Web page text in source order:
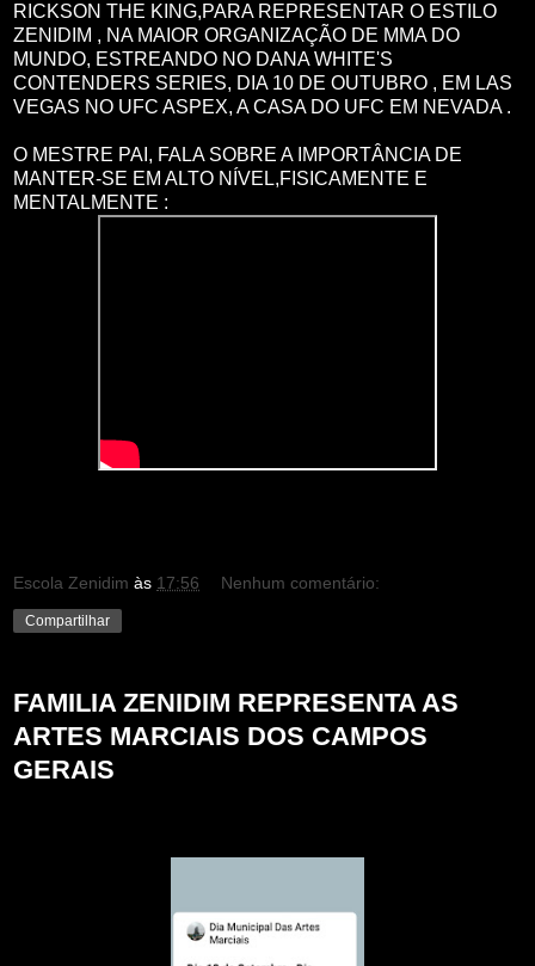
RICKSON THE KING,PARA REPRESENTAR O ESTILO
ZENIDIM , NA MAIOR ORGANIZAÇÃO DE MMA DO
MUNDO, ESTREANDO NO DANA WHITE'S
CONTENDERS SERIES, DIA 10 DE OUTUBRO , EM LAS
VEGAS NO UFC ASPEX, A CASA DO UFC EM NEVADA .
O MESTRE PAI, FALA SOBRE A IMPORTÂNCIA DE
MANTER-SE EM ALTO NÍVEL,FISICAMENTE E
MENTALMENTE :
Escola Zenidim às 17:56 Nenhum comentário:
Compartilhar
FAMILIA ZENIDIM REPRESENTA AS
ARTES MARCIAIS DOS CAMPOS
GERAIS